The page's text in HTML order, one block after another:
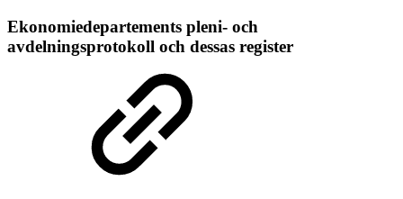
Ekonomiedepartements pleni- och
avdelningsprotokoll och dessas register